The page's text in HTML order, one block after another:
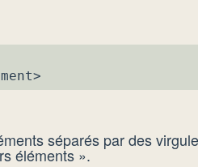
séparés par des
éléments ».